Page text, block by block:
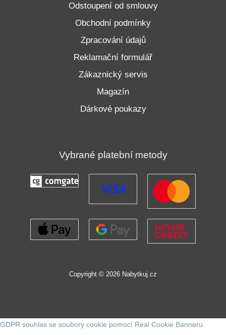
Odstoupení od smlouvy
Obchodní podmínky
Zpracování údajů
Reklamační formulář
Zákaznický servis
Magazín
Dárkové poukazy
Vybrané platební metody
Copyright © 2026 Nabytkuj.cz
GDPR souhlas se soubory cookie pomocí Real Cookie Banneru